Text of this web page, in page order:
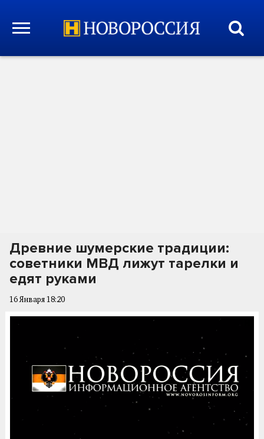
Древние шумерские традиции:
советники МВД лижут тарелки и
едят руками
16 Января 18:20